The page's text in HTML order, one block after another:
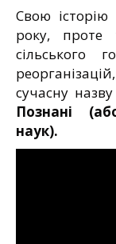
Свою
року, проте
сільського
сучасну
Познані
наук).